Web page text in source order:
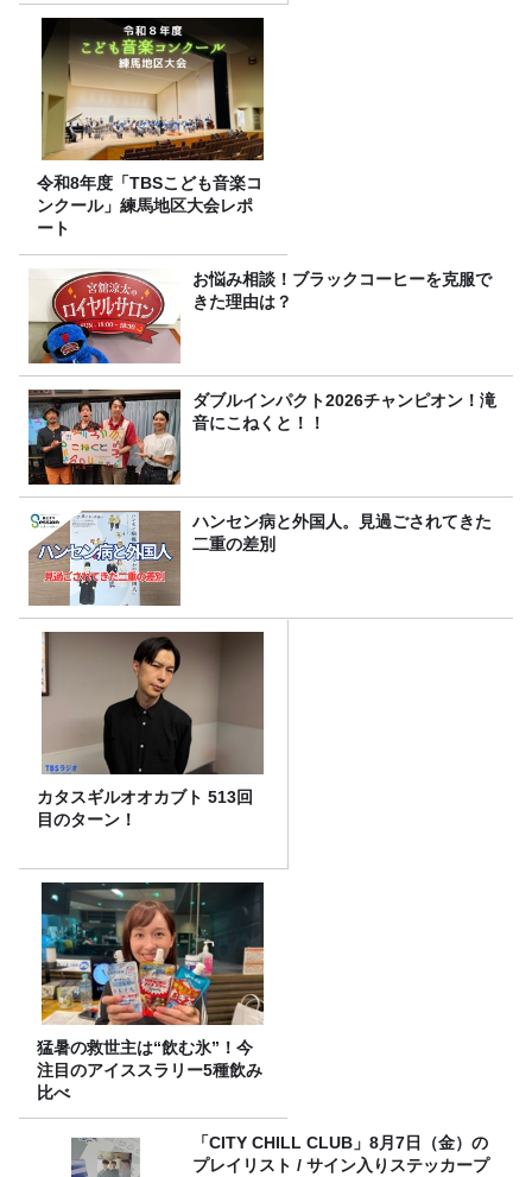
令和8年度「TBSこども音楽コ
ンクール」練馬地区大会レポ
ート
お悩み相談！ブラックコーヒーを克服で
きた理由は？
ダブルインパクト2026チャンピオン！滝
音にこねくと！！
ハンセン病と外国人。見過ごされてきた
二重の差別
カタスギルオオカブト 513回
目のターン！
猛暑の救世主は“飲む氷”！今
注目のアイススラリー5種飲み
比べ
「CITY CHILL CLUB」8月7日（金）の
プレイリスト / サイン入りステッカープ